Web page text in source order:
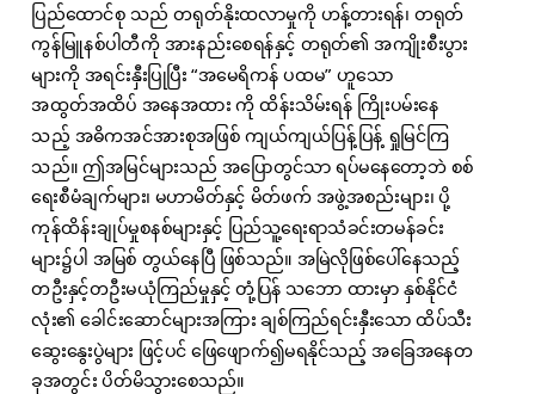
ပြည်ထောင်စု သည် တရုတ်နိုးထလာမှုကို ဟန့်တားရန်၊ တရုတ်
ကွန်မြူနစ်ပါတီကို အားနည်းစေရန်နှင့် တရုတ်၏ အကျိုးစီးပွား
များကို အရင်းနှီးပြုပြီး “အမေရိကန် ပထမ” ဟူသော
အထွတ်အထိပ် အနေအထား ကို ထိန်းသိမ်းရန် ကြိုးပမ်းနေ
သည့် အဓိကအင်အားစုအဖြစ် ကျယ်ကျယ်ပြန့်ပြန့် ရှုမြင်ကြ
သည်။ ဤအမြင်များသည် အပြောတွင်သာ ရပ်မနေတော့ဘဲ စစ်
ရေးစီမံချက်များ၊ မဟာမိတ်နှင့် မိတ်ဖက် အဖွဲ့အစည်းများ၊ ပို့
ကုန်ထိန်းချုပ်မှုစနစ်များနှင့် ပြည်သူ့ရေးရာသံခင်းတမန်ခင်း
များ၌ပါ အမြစ် တွယ်နေပြီ ဖြစ်သည်။ အမြဲလိုဖြစ်ပေါ်နေသည့်
တဦးနှင့်တဦးမယုံကြည်မှုနှင့် တုံ့ပြန် သဘော ထားမှာ နှစ်နိုင်ငံ
လုံး၏ ခေါင်းဆောင်များအကြား ချစ်ကြည်ရင်းနှီးသော ထိပ်သီး
ဆွေးနွေးပွဲများ ဖြင့်ပင် ဖြေဖျောက်၍မရနိုင်သည့် အခြေအနေတ
ခုအတွင်း ပိတ်မိသွားစေသည်။